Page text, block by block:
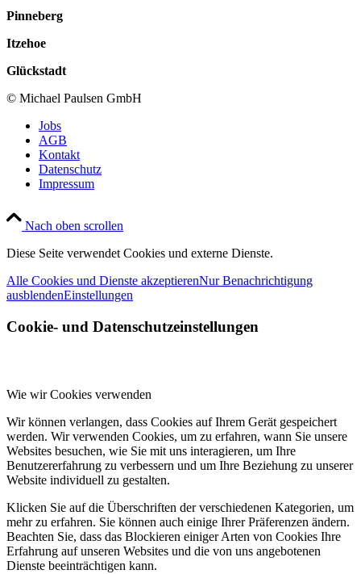
Pinneberg
Itzehoe
Glückstadt
© Michael Paulsen GmbH
Jobs
AGB
Kontakt
Datenschutz
Impressum
Nach oben scrollen
Diese Seite verwendet Cookies und externe Dienste.
Alle Cookies und Dienste akzeptierenNur Benachrichtigung
ausblendenEinstellungen
Cookie- und Datenschutzeinstellungen
Wie wir Cookies verwenden
Wir können verlangen, dass Cookies auf Ihrem Gerät gespeichert
werden. Wir verwenden Cookies, um zu erfahren, wann Sie unsere
Websites besuchen, wie Sie mit uns interagieren, um Ihre
Benutzererfahrung zu verbessern und um Ihre Beziehung zu unserer
Website individuell zu gestalten.
Klicken Sie auf die Überschriften der verschiedenen Kategorien, um
mehr zu erfahren. Sie können auch einige Ihrer Präferenzen ändern.
Beachten Sie, dass das Blockieren einiger Arten von Cookies Ihre
Erfahrung auf unseren Websites und die von uns angebotenen
Dienste beeinträchtigen kann.